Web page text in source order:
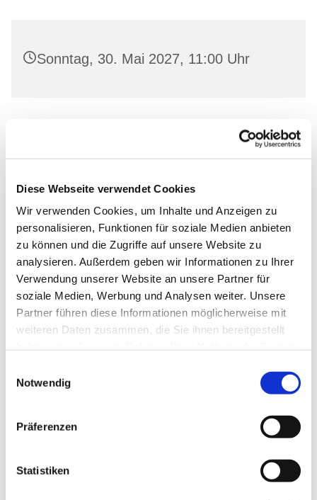
Diese Webseite verwendet Cookies
Wir verwenden Cookies, um Inhalte und Anzeigen zu
personalisieren, Funktionen für soziale Medien anbieten
zu können und die Zugriffe auf unsere Website zu
analysieren. Außerdem geben wir Informationen zu Ihrer
Verwendung unserer Website an unsere Partner für
soziale Medien, Werbung und Analysen weiter. Unsere
Partner führen diese Informationen möglicherweise mit
weiteren Daten zusammen, die Sie ihnen bereitgestellt
Notwendig
Präferenzen
Statistiken
Sonntag, 30. Mai 2027, 11:00 Uhr
Leihen Sie in freundlicher Atmosphäre aktuelle
Dies könnte Sie auch
interessieren